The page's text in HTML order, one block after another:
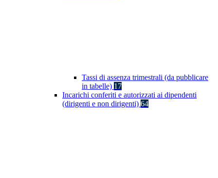
Tassi di assenza trimestrali (da pubblicare
in tabelle) 17
Incarichi conferiti e autorizzati ai dipendenti
(dirigenti e non dirigenti) 64